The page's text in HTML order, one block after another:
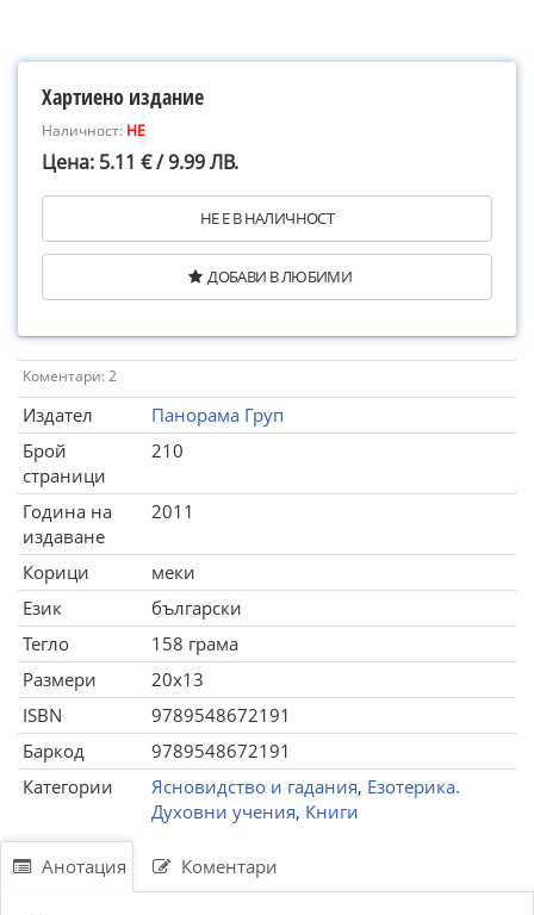
Хартиено издание
Наличност: НЕ
Цена: 5.11 € / 9.99 ЛВ.
НЕ Е В НАЛИЧНОСТ
ДОБАВИ В ЛЮБИМИ
Коментари: 2
Издател
Панорама Груп
Брой
страници
210
Година на
издаване
2011
Корици
меки
Език
български
Тегло
158 грама
Размери
20x13
ISBN
9789548672191
Баркод
9789548672191
Категории
Ясновидство и гадания, Езотерика.
Духовни учения, Книги
Анотация Коментари